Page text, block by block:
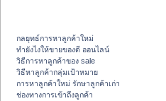
กลยุทธ์การหาลูกค้าใหม่
ทํายังไงให้ขายของดี ออนไลน์
วิธีการหาลูกค้าของ sale
วิธีหาลูกค้ากลุ่มเป้าหมาย
การหาลูกค้าใหม่ รักษาลูกค้าเก่า
ช่องทางการเข้าถึงลูกค้า